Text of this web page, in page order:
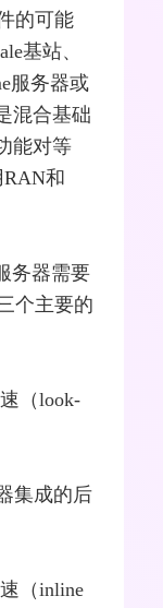
的可能
基站、
服务器或
混合基础
能对等
和
务器需要
个主要的
（look-
集成的后
（inline